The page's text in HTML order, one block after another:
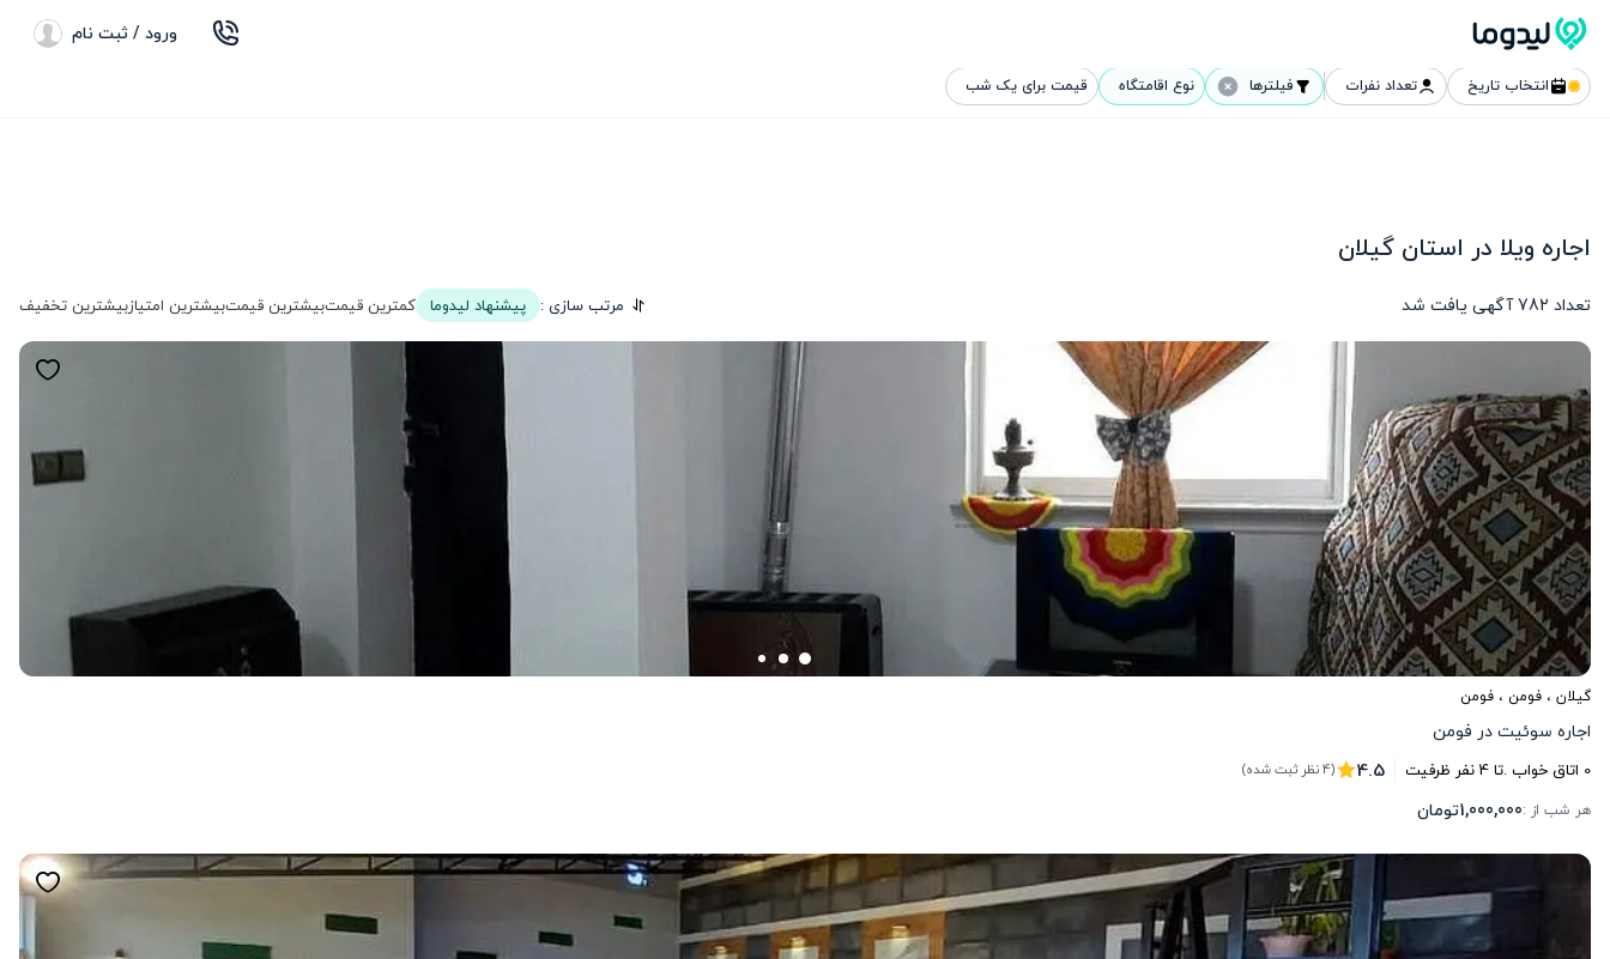
ورود / ثبت نام
انتخاب تاریخ تعداد نفرات فیلترها نوع اقامتگاه قیمت برای یک شب
اجاره ویلا در استان گیلان
تعداد 782آگهی یافت شد مرتب سازی : پیشنهاد لیدوما کمترین قیمتبیشترین قیمتبیشترین امتیازبیشترین تخفیف
گیلان ، فومن ، فومن
اجاره سوئیت در فومن
0 اتاق خواب .تا4نفر ظرفیت 4.5 (4 نظر ثبت شده)
هر شب از :1,000,000تومان